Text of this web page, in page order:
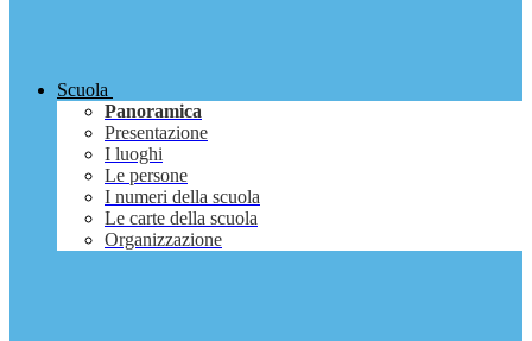
Scuola
Panoramica
Presentazione
I luoghi
Le persone
I numeri della scuola
Le carte della scuola
Organizzazione